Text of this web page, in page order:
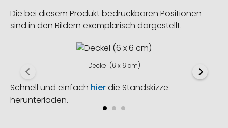
Die bei diesem Produkt bedruckbaren Positionen
sind in den Bildern exemplarisch dargestellt.
Deckel (6 x 6 cm)
Schnell und einfach hierdie Standskizze
herunterladen.